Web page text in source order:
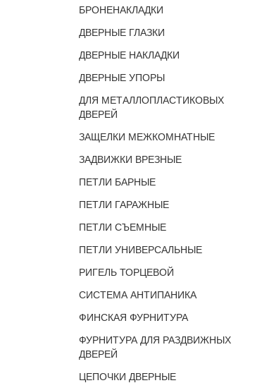
БРОНЕНАКЛАДКИ
ДВЕРНЫЕ ГЛАЗКИ
ДВЕРНЫЕ НАКЛАДКИ
ДВЕРНЫЕ УПОРЫ
ДЛЯ МЕТАЛЛОПЛАСТИКОВЫХ
ДВЕРЕЙ
ЗАЩЕЛКИ МЕЖКОМНАТНЫЕ
ЗАДВИЖКИ ВРЕЗНЫЕ
ПЕТЛИ БАРНЫЕ
ПЕТЛИ ГАРАЖНЫЕ
ПЕТЛИ СЪЕМНЫЕ
ПЕТЛИ УНИВЕРСАЛЬНЫЕ
РИГЕЛЬ ТОРЦЕВОЙ
СИСТЕМА АНТИПАНИКА
ФИНСКАЯ ФУРНИТУРА
ФУРНИТУРА ДЛЯ РАЗДВИЖНЫХ
ДВЕРЕЙ
ЦЕПОЧКИ ДВЕРНЫЕ